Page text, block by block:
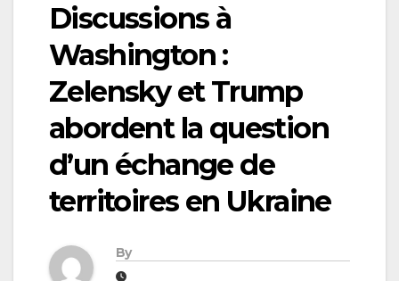
Discussions à
Washington :
Zelensky et Trump
abordent la question
d’un échange de
territoires en Ukraine
By